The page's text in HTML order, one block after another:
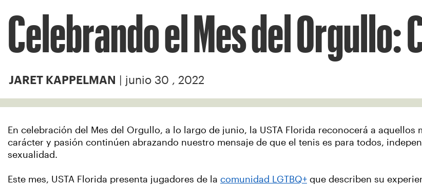
Celebrando el Mes del Orgullo:
JARET KAPPELMAN | junio 30 , 2022
En celebración del Mes del Orgullo, a lo largo de junio, la USTA Florida reconocerá a aquellos
carácter y pasión continúen abrazando nuestro mensaje de que el tenis es para todos,
sexualidad.
Este mes, USTA Florida presenta jugadores de la comunidad LGTBQ+ que describen su